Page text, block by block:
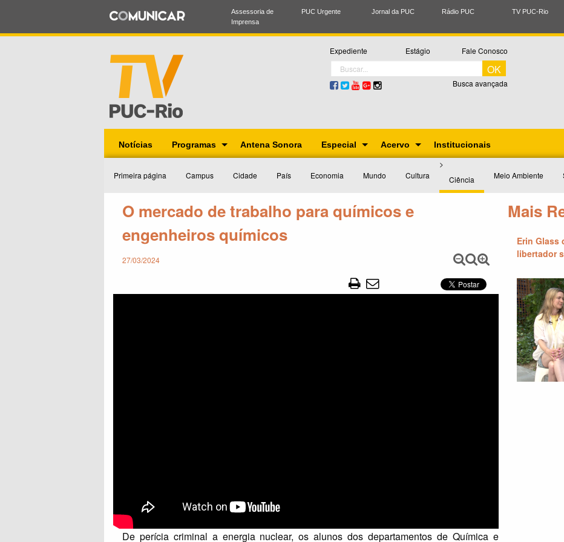
Assessoria de
Imprensa
PUC Urgente Jornal da PUC Rádio PUC TV PUC-Rio
Expediente Estágio Fale Conosco
Busca avançada
Notícias Programas Antena Sonora Especial Acervo Institucionais
Primeira página Campus Cidade País Economia Mundo Cultura
Você
está
>
Ciência
Meio Ambiente
O mercado de trabalho para químicos e
engenheiros químicos
27/03/2024
De perícia criminal a energia nuclear, os alunos dos departamentos de Química e
Mais
Erin Glass
libertador